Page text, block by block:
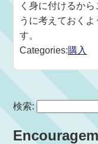
く身に付けるか
うに考えておく
す。
Categories:購入
検索: